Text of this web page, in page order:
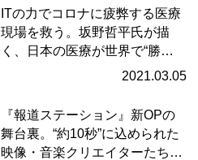
ITの力でコロナに疲弊する医療
現場を救う。坂野哲平氏が描
く、日本の医療が世界で“勝て
2021.03.05
『報道ステーション』新OPの
舞台裏。“約10秒”に込められた
映像・音楽クリエイターたち